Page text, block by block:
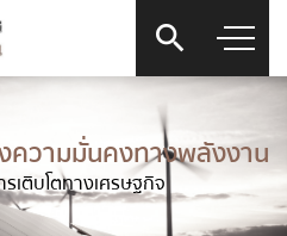
ความมั่นคงทางพลังงาน
เติบโตทางเศรษฐกิจ